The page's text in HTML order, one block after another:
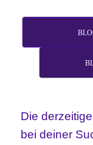
Die
bei deiner